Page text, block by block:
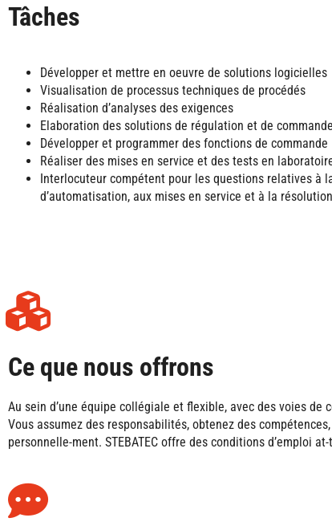
Tâches
Développer et mettre en oeuvre de solutions logicielles
Visualisation de processus techniques de procédés
Réalisation d’analyses des exigences
Elaboration des solutions de régulation et de commande
Développer et programmer des fonctions de commande
Réaliser des mises en service et des tests en
Interlocuteur compétent pour les questions relatives à
d’automatisation, aux mises en service et à la
Ce que nous offrons
Au sein d’une équipe collégiale et flexible, avec des voies
Vous assumez des responsabilités, obtenez des
personnelle-ment. STEBATEC offre des conditions d’emploi